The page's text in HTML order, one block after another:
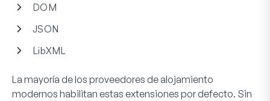
DOM
JSON
LibXML
La mayoría de los proveedores de alojamiento
modernos habilitan estas extensiones por defecto. Sin